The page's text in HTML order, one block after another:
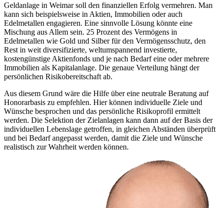
Geldanlage in Weimar soll den finanziellen Erfolg vermehren. Man
kann sich beispielsweise in Aktien, Immobilien oder auch
Edelmetallen engagieren. Eine sinnvolle Lösung könnte eine
Mischung aus Allem sein. 25 Prozent des Vermögens in
Edelmetallen wie Gold und Silber für den Vermögensschutz, den
Rest in weit diversifizierte, weltumspannend investierte,
kostengünstige Aktienfonds und je nach Bedarf eine oder mehrere
Immobilien als Kapitalanlage. Die genaue Verteilung hängt der
persönlichen Risikobereitschaft ab.
Aus diesem Grund wäre die Hilfe über eine neutrale Beratung auf
Honorarbasis zu empfehlen. Hier können individuelle Ziele und
Wünsche besprochen und das persönliche Risikoprofil ermittelt
werden. Die Selektion der Zielanlagen kann dann auf der Basis der
individuellen Lebenslage getroffen, in gleichen Abständen überprüft
und bei Bedarf angepasst werden, damit die Ziele und Wünsche
realistisch zur Wahrheit werden können.